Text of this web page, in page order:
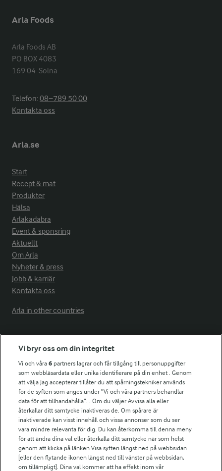
Arla Foods
Arla Foods AB
PO BOX 4083
169 04  Solna
Telefon:08−789 50 00
Kontakta oss
Arla.se
Start
Recept & mat
Produkter
Hälsa
Arlakadabra
Event & sponsring
Aktuellt
Om Arla
Nyheter & press
Jobb & karriär
Kontakta oss
Arla in other countries
Fler Arlasajter
För ägare
Arlas kundportal
Arla.com
Falbygdens Ost
Arla webbshop
Bildbank
Vi bryr oss om din integritet
Vi och våra6 partners lagrar och får tillgång till personuppgifter
som webbläsardata eller unika identifierare på din enhet . Genom
att välja Jag accepterar tillåter du att spårningstekniker används
för de syften som anges under ”Vi och våra partners behandlar
data för att tillhandahålla”. . Om du väljer Avvisa alla eller
återkallar ditt samtycke inaktiveras de. Om spårare är
inaktiverade kan visst innehåll och vissa annonser som du ser
vara mindre relevanta för dig. Du kan återkomma till denna meny
för att ändra dina val eller återkalla ditt samtycke när som helst
genom att klicka på länken Visa syften längst ned på webbsidan
[eller den flytande ikonen längst ned till vänster på webbsidan,
om tillämpligt]. Dina val kommer att ha effekt inom vår